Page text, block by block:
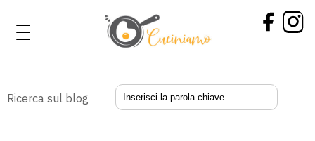
Ricerca sul blog